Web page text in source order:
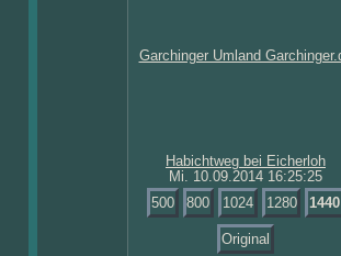
Mi. 10.09.2014 16:25:25
500
800 1024 1280 1440
Original